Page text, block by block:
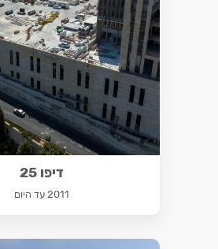
דיפו 25
2011 עד היום